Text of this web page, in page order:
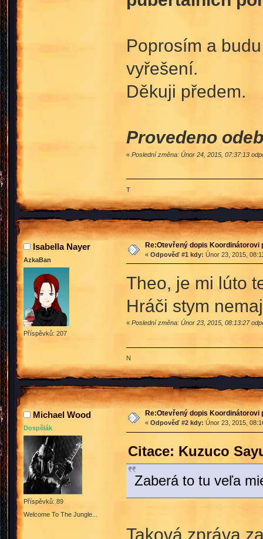
Poprosím a
vyřešení.
Děkuji předem.
Provedeno
« Poslední změna: Únor 24, 2015, 07:37:13
T
Isabella Nayer
AzkaBan
Příspěvků: 207
Re:Otevřený dopis Koordinátorovi
« Odpověď #1 kdy: Únor 23, 2015,
Theo, je mi lúto
Hráči stym
« Poslední změna: Únor 23, 2015, 08:13:27
N
Michael Wood
Dospělák
Příspěvků: 89
Welcome To The Jungle...
Re:Otevřený dopis Koordinátorovi
« Odpověď #2 kdy: Únor 23, 2015,
Citace: Kuzuco
Zaberá to tu veľa
Taková zpráva